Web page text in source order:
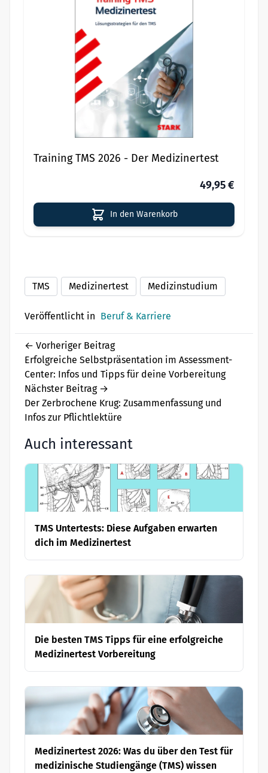
Training TMS 2026 - Der Medizinertest
49,95 €
In den Warenkorb
TMS Medizinertest Medizinstudium
Veröffentlicht in Beruf & Karriere
← Vorheriger Beitrag
Erfolgreiche Selbstpräsentation im Assessment-
Center: Infos und Tipps für deine Vorbereitung
Nächster Beitrag →
Der Zerbrochene Krug: Zusammenfassung und
Infos zur Pflichtlektüre
Auch interessant
TMS Untertests: Diese Aufgaben erwarten
dich im Medizinertest
Die besten TMS Tipps für eine erfolgreiche
Medizinertest Vorbereitung
Medizinertest 2026: Was du über den Test für
medizinische Studiengänge (TMS) wissen